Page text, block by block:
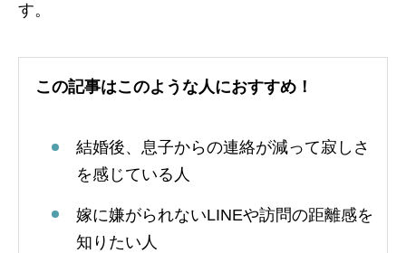
す。
この記事はこのような人におすすめ！
結婚後、息子からの連絡が減って寂しさ
を感じている人
嫁に嫌がられないLINEや訪問の距離感を
知りたい人